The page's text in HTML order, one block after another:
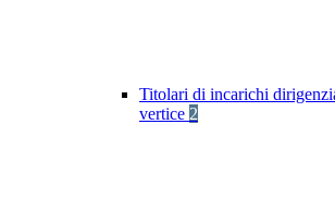
Titolari di incarichi
vertice 2